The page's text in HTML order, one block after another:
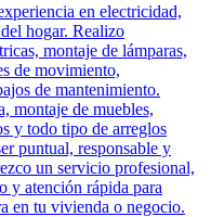
en electricidad,
hogar. Realizo
montaje de lámparas,
de movimiento,
de mantenimiento.
montaje de muebles,
y todo tipo de arreglos
puntual, responsable y
un servicio profesional,
y atención rápida para
en tu vivienda o negocio.